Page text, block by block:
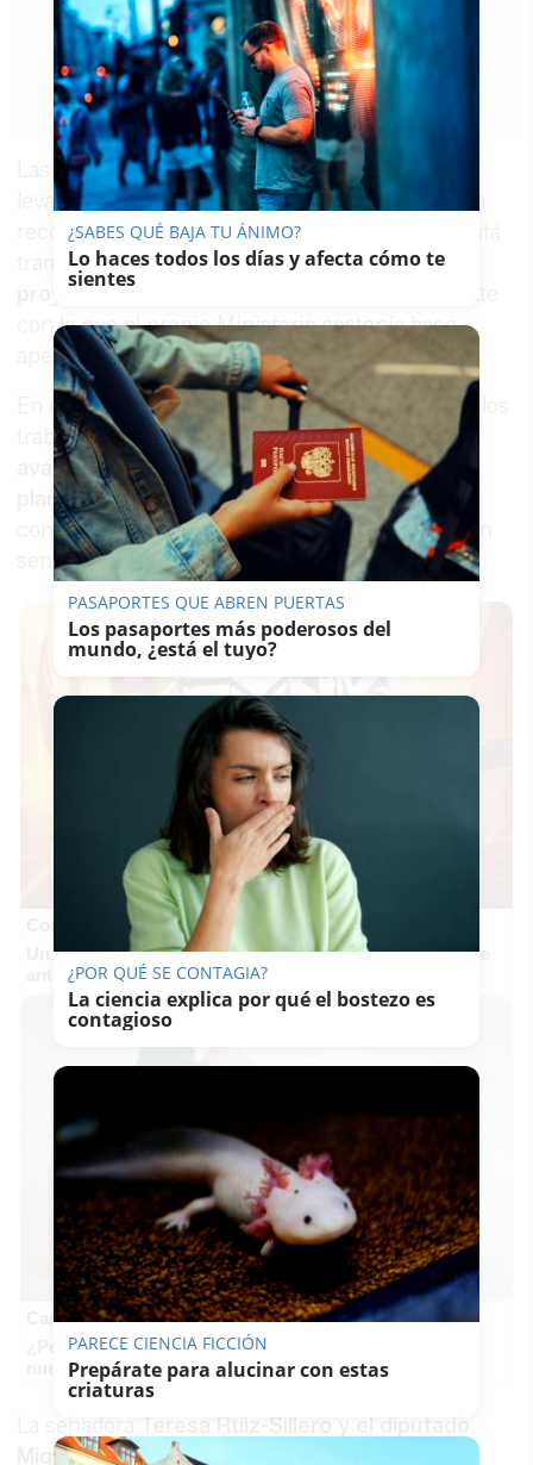
MÍRIAM
BOCANEGRA
03/06/2026
Facebook
X WhatsApp
Copy
Link
Guardar
Las obras delnudo de Tres Caminos
levantar dudas. ElMinisterio de Transportes
reconocido, en respuesta parlamentaria, que está
tramitando lamodificación número 1 del
proyecto. Una confirmación que choca de frente
con lo que el propio Ministerio sostenía hace
apenas dos meses y medio.
En marzo, ante preguntas sobre las paradas en los
trabajos, elMinisterio aseguró que la obra
avanzaba "dentro del marco ordinario de
planificación"y que nada afectaba al plazo
contractual. Ahora, la respuesta oficial apunta en
sentido contrario.
Corepunk MMORPG
Un verdadero MMORPG de la vieja escuela ¡Cómo los de
antes, pero mejor!
Canciones que marcan
¿Por qué recuerdas canciones viejas mejor que las
nuevas?
La senadora
Teresa Ruiz-Sillero y el diputado
Miguel Ángel Sastre
¿SABES QUÉ BAJA TU ÁNIMO?
Lo haces todos los días y afecta cómo te
sientes
PASAPORTES QUE ABREN PUERTAS
Los pasaportes más poderosos del
mundo, ¿está el tuyo?
¿POR QUÉ SE CONTAGIA?
La ciencia explica por qué el bostezo es
contagioso
PARECE CIENCIA FICCIÓN
Prepárate para alucinar con estas
criaturas